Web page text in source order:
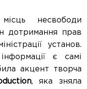
несвободи
дотримання прав
установ.
є самі
акцент творча
, яка зняла